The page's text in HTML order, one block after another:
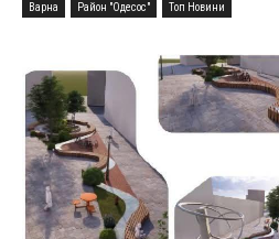
Варна Район "Одесос" Топ Новини